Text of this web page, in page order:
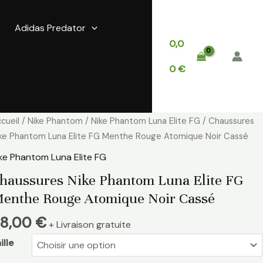
Adidas Predator
0,0
0€
/ Nike Phantom / Nike Phantom Luna Elite FG / Chaussures
Phantom Luna Elite FG Menthe Rouge Atomique Noir Cassé
Phantom Luna Elite FG
Nike Phantom Luna Elite FG
Rouge Atomique Noir Cassé
€ + Livraison gratuite